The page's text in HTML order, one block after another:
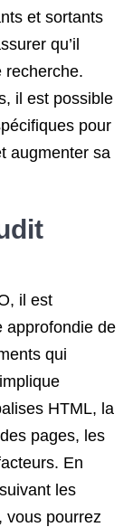
et sortants
qu’il
recherche.
il est possible
pour
augmenter sa
il est
approfondie de
qui
HTML, la
pages, les
En
les
vous pourrez